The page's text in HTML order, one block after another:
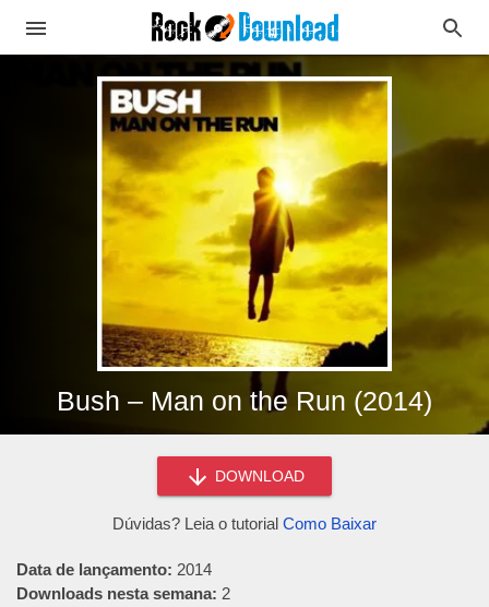
Bush – Man on the Run (2014)
DOWNLOAD
Dúvidas? Leia o tutorial Como Baixar
Data de lançamento: 2014
Downloads nesta semana: 2